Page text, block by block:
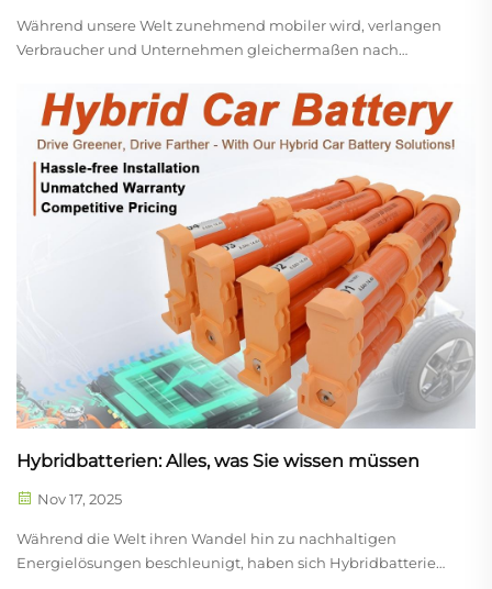
Während unsere Welt zunehmend mobiler wird, verlangen
Verbraucher und Unternehmen gleichermaßen nach
Energielösungen. Wenn Sie unterwegs sind – sei es, um
Außenlautsprecher für ein Picknick zu betreiben,
Überwachungskameras während eines Stromausfalls online
zu halten oder Geräte für einen Campingausflug am
Wochenende aufzuladen – eines steht im Vordergrund:
zuverlässige, vielseitige Energieversorgung.
Hybridbatterien: Alles, was Sie wissen müssen
Nov 17, 2025
Während die Welt ihren Wandel hin zu nachhaltigen
Energielösungen beschleunigt, haben sich Hybridbatterien